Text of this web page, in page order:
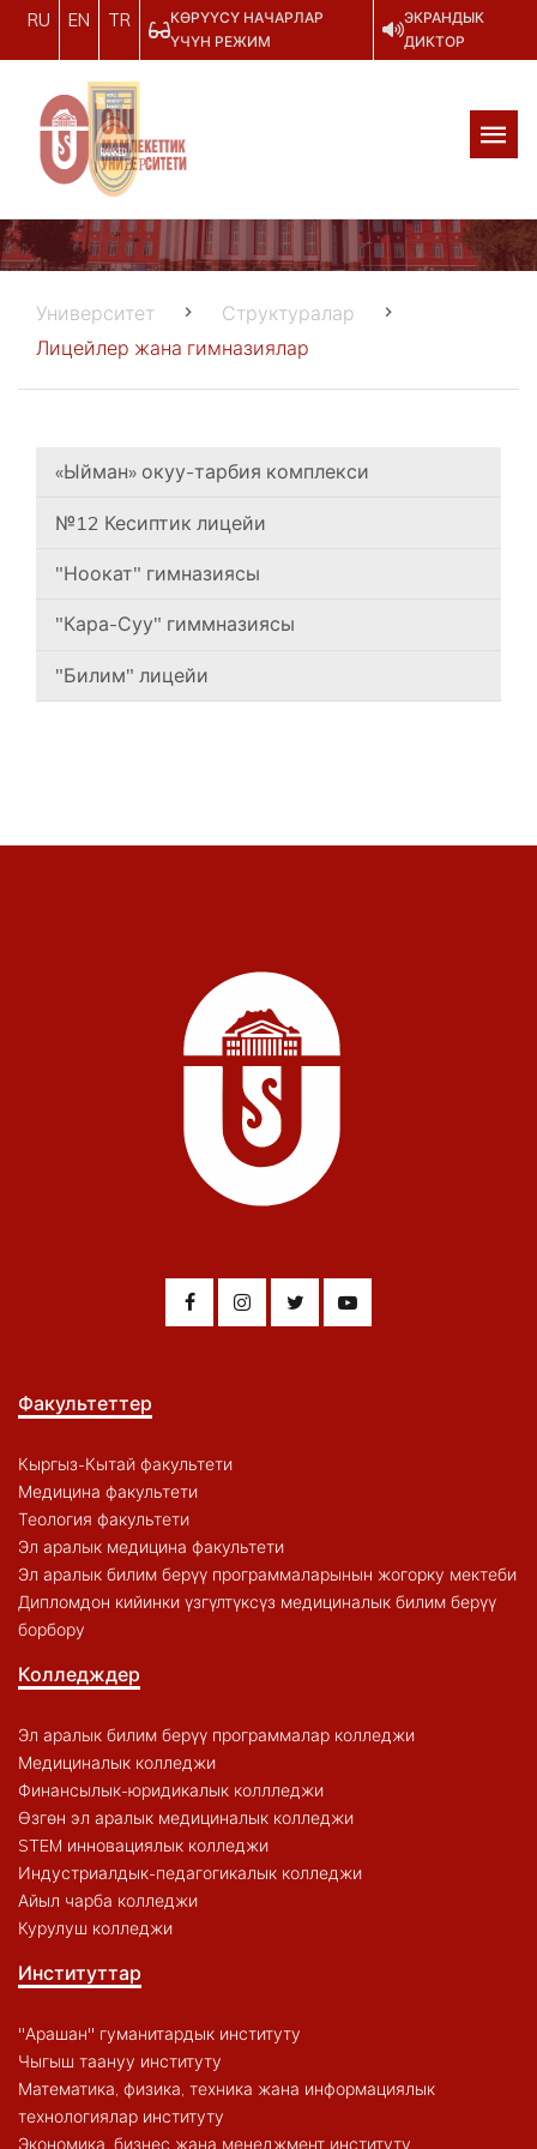
RU EN TR
КӨРҮҮСҮ НАЧАРЛАР
ҮЧҮН РЕЖИМ
ЭКРАНДЫК
ДИКТОР
Университет
Структуралар
Лицейлер жана гимназиялар
«Ыйман» окуу-тарбия комплекси
№12 Кесиптик лицейи
"Ноокат" гимназиясы
"Кара-Суу" гиммназиясы
"Билим" лицейи
Факультеттер
Кыргыз-Кытай факультети
Медицина факультети
Теология факультети
Эл аралык медицина факультети
Эл аралык билим берүү программаларынын жогорку мектеби
Дипломдон кийинки үзгүлтүксүз медициналык билим берүү
борбору
Колледждер
Эл аралык билим берүү программалар колледжи
Медициналык колледжи
Финансылык-юридикалык коллледжи
Өзгөн эл аралык медициналык колледжи
STEM инновациялык колледжи
Индустриалдык-педагогикалык колледжи
Айыл чарба колледжи
Курулуш колледжи
Институттар
"Арашан" гуманитардык институту
Чыгыш таануу институту
Математика, физика, техника жана информациялык
технологиялар институту
Экономика, бизнес жана менеджмент институту